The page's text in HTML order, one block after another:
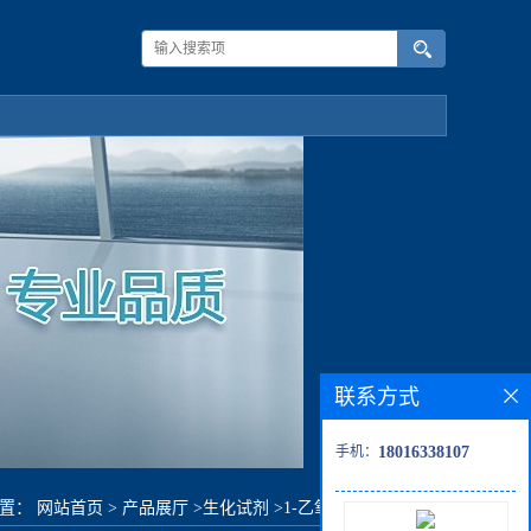
： 网站首页 > 产品展厅 >生化试剂 >1-乙氧基-4-乙炔基苯
联系方式
手机： 18016338107